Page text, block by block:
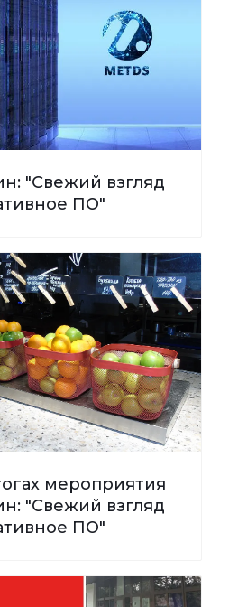
"Свежий взгляд
ПО"
мероприятия
"Свежий взгляд
ПО"